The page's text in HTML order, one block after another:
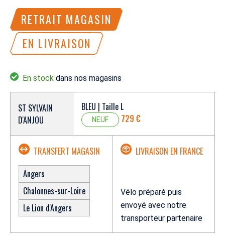
RETRAIT MAGASIN
EN LIVRAISON
En stock dans nos magasins
ST SYLVAIN
D'ANJOU
BLEU | Taille L
NEUF 729 €
TRANSFERT MAGASIN
Angers
Chalonnes-sur-Loire
Le Lion d'Angers
LIVRAISON EN FRANCE
Vélo préparé puis
envoyé avec notre
transporteur partenaire